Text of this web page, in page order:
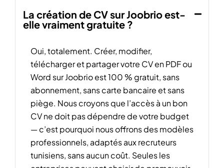
La création de CV sur Joobrio est-
elle vraiment gratuite ?
Oui, totalement. Créer, modifier,
télécharger et partager votre CV en PDF ou
Word sur Joobrio est 100 % gratuit, sans
abonnement, sans carte bancaire et sans
piège. Nous croyons que l’accès à un bon
CV ne doit pas dépendre de votre budget
— c’est pourquoi nous offrons des modèles
professionnels, adaptés aux recruteurs
tunisiens, sans aucun coût. Seules les